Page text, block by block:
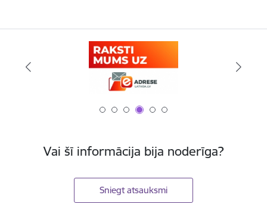
Vai šī informācija bija noderīga?
Sniegt atsauksmi